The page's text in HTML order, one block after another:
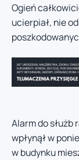
Ogień
ucierpiał, nie
Alarm do
wpłynął w
w budynku